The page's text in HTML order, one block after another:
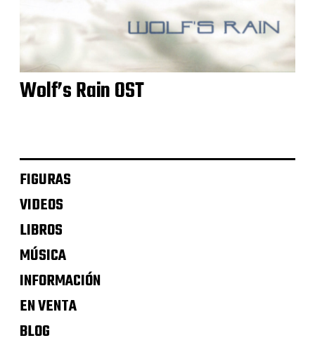
Wolf’s Rain OST
FIGURAS
VIDEOS
LIBROS
MÚSICA
INFORMACIÓN
EN VENTA
BLOG